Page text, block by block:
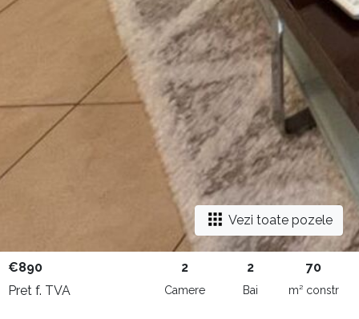
Vezi toate pozele
€890
Pret f. TVA
2
Camere
2
Bai
70
m² constr